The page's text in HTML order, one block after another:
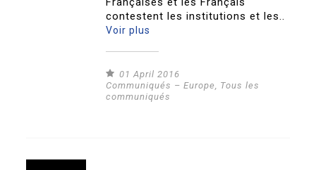
contestent les institutions et les..
Voir plus
01 April 2016
Communiqués – Europe
Tous les
communiqués